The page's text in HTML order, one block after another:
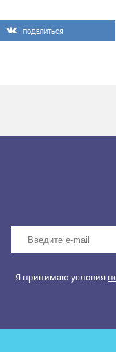
участникам акции.
только бумажные
ПОДЕЛИТЬСЯ
Я принимаю условия